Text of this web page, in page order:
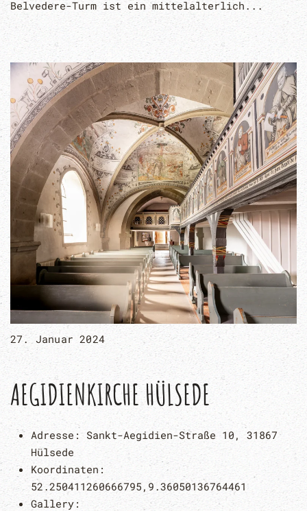
Belvedere-Turm ist ein mittelalterlich...
27. Januar 2024
AEGIDIENKIRCHE HÜLSEDE
Adresse: Sankt-Aegidien-Straße 10, 31867
Hülsede
Koordinaten:
52.250411260666795,9.36050136764461
Gallery: